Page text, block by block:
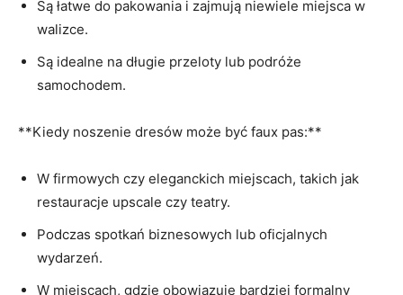
Są łatwe do ⁤pakowania i zajmują ‌niewiele miejsca w
walizce.
Są idealne​ na długie przeloty lub⁣ podróże
samochodem.
**Kiedy noszenie⁤ dresów może być faux pas:**
W ⁣firmowych czy eleganckich miejscach, ⁤takich jak
restauracje upscale ‌czy teatry.
Podczas spotkań biznesowych ⁤lub oficjalnych⁣
wydarzeń.
W‍ miejscach, gdzie obowiązuje bardziej formalny